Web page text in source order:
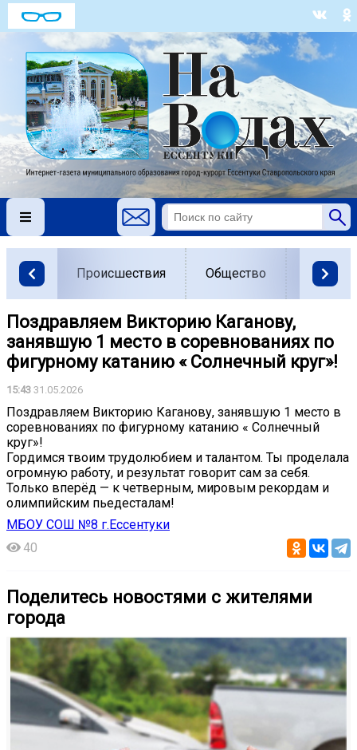
Происшествия Общество Власть
Поздравляем Викторию Каганову,
занявшую 1 место в соревнованиях по
фигурному катанию « Солнечный круг»!
15:43 31.05.2026
Поздравляем Викторию Каганову, занявшую 1 место в
соревнованиях по фигурному катанию « Солнечный
круг»!
Гордимся твоим трудолюбием и талантом. Ты проделала
огромную работу, и результат говорит сам за себя.
Только вперёд — к четверным, мировым рекордам и
олимпийским пьедесталам!️️️
МБОУ СОШ №8 г.Ессентуки
40
Поделитесь новостями с жителями
города